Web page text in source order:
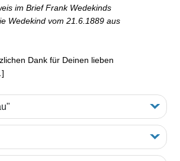
im Brief Frank Wedekinds
Wedekind vom 21.6.1889 aus
Dank für Deinen lieben